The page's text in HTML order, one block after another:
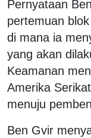
Pernyataan
pertemuan
di mana ia
yang akan
Keamanan
Amerika
menuju
Ben Gvir